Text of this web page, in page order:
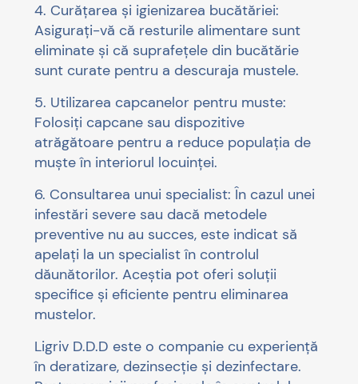
4. Curățarea și igienizarea bucătăriei:
Asigurați-vă că resturile alimentare sunt
eliminate și că suprafețele din bucătărie
sunt curate pentru a descuraja mustele.
5. Utilizarea capcanelor pentru muste:
Folosiți capcane sau dispozitive
atrăgătoare pentru a reduce populația de
muște în interiorul locuinței.
6. Consultarea unui specialist: În cazul unei
infestări severe sau dacă metodele
preventive nu au succes, este indicat să
apelați la un specialist în controlul
dăunătorilor. Aceștia pot oferi soluții
specifice și eficiente pentru eliminarea
mustelor.
Ligriv D.D.D este o companie cu experiență
în deratizare, dezinsecție și dezinfectare.